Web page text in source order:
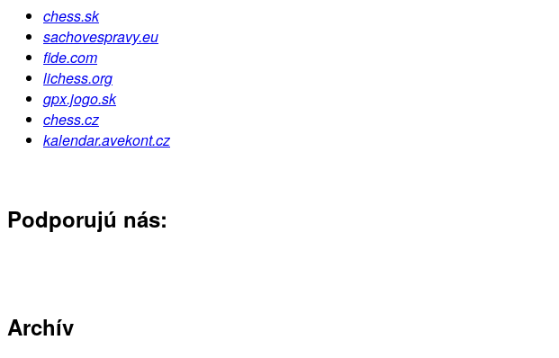
chess.sk
sachovespravy.eu
fide.com
lichess.org
gpx.jogo.sk
chess.cz
kalendar.avekont.cz
Podporujú nás:
Archív